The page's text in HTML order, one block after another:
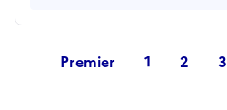
Premier 1 2 3